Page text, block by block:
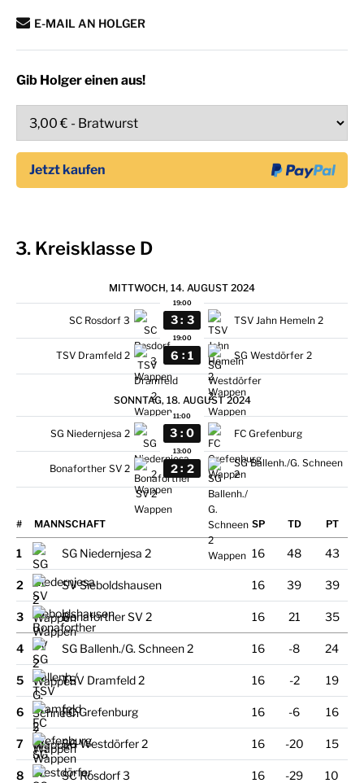
E-MAIL AN HOLGER
Gib Holger einen aus!
3. Kreisklasse D
MITTWOCH, 14. AUGUST 2024
19:00
SC Rosdorf 3 3 : 3 TSV Jahn Hemeln 2
19:00
TSV Dramfeld 2 6 : 1 SG Westdörfer 2
SONNTAG, 18. AUGUST 2024
11:00
SG Niedernjesa 2 3 : 0 FC Grefenburg
13:00
Bonaforther SV 2 2 : 2 SG Ballenh./​G. Schneen
2
# MANNSCHAFT
1 SG Niedernjesa 2 16 48 43
2 SV Sieboldshausen 16 39 39
3 Bonaforther SV 2 16 21 35
4 SG Ballenh./​G. Schneen 2 16 -8 24
5 TSV Dramfeld 2 16 -2 19
6 FC Grefenburg 16 -6 16
7 SG Westdörfer 2 16 -20 15
8 SC Rosdorf 3 16 -29 10